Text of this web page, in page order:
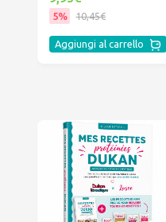
5% 10,45€
Aggiungi al carrello